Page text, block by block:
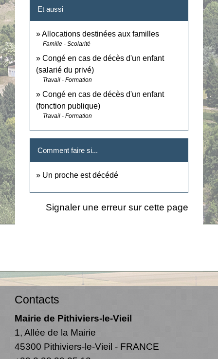
Et aussi
Allocations destinées aux familles
Famille - Scolarité
Congé en cas de décès d'un enfant
(salarié du privé)
Travail - Formation
Congé en cas de décès d'un enfant
(fonction publique)
Travail - Formation
Comment faire si...
Un proche est décédé
Signaler une erreur sur cette page
Contacts
Mairie de Pithiviers-le-Vieil
1, Allée de la Mairie
45300 Pithiviers-le-Vieil - FRANCE